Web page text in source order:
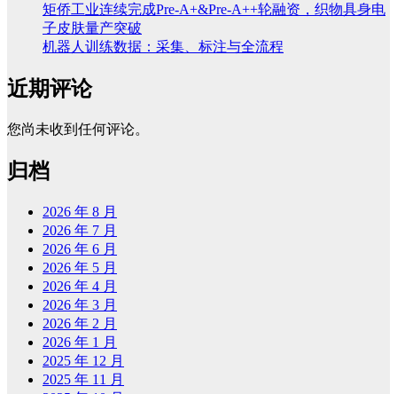
矩侨工业连续完成Pre-A+&Pre-A++轮融资，织物具身电
子皮肤量产突破
机器人训练数据：采集、标注与全流程
近期评论
您尚未收到任何评论。
归档
2026 年 8 月
2026 年 7 月
2026 年 6 月
2026 年 5 月
2026 年 4 月
2026 年 3 月
2026 年 2 月
2026 年 1 月
2025 年 12 月
2025 年 11 月